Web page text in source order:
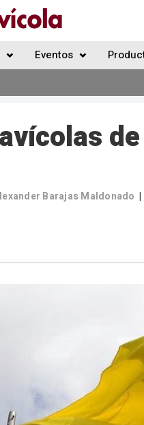
Eventos
Barajas Maldonado |